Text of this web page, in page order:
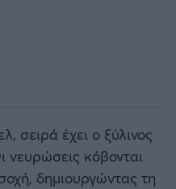
σειρά έχει ο ξύλινος
νευρώσεις κόβονται
δημιουργώντας τη